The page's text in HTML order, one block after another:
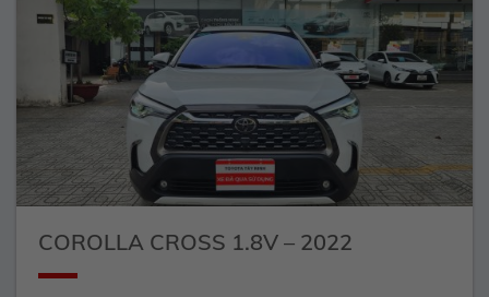
COROLLA CROSS 1.8V – 2022